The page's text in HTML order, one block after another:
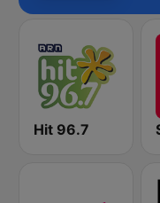
Hit 96.7